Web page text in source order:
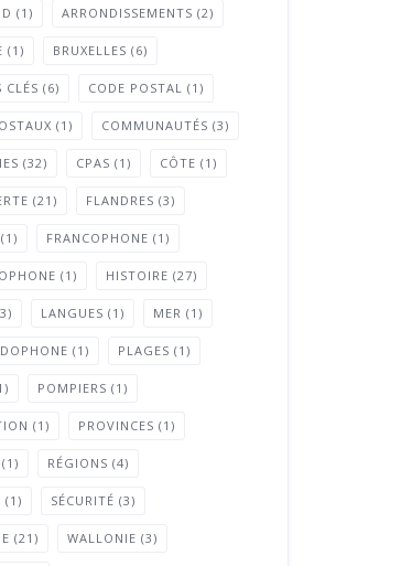
(1) ARRONDISSEMENTS (2)
(1) BRUXELLES (6)
CLÉS (6) CODE POSTAL (1)
(1) COMMUNAUTÉS (3)
(32) CPAS (1) CÔTE (1)
(21) FLANDRES (3)
(1) FRANCOPHONE (1)
(1) HISTOIRE (27)
LANGUES (1) MER (1)
(1) PLAGES (1)
POMPIERS (1)
(1) PROVINCES (1)
(1) RÉGIONS (4)
(1) SÉCURITÉ (3)
(21) WALLONIE (3)